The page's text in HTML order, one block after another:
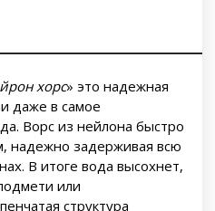
хорс» это надежная
даже в самое
Ворс из нейлона быстро
надежно задерживая всю
В итоге вода высохнет,
или
структура